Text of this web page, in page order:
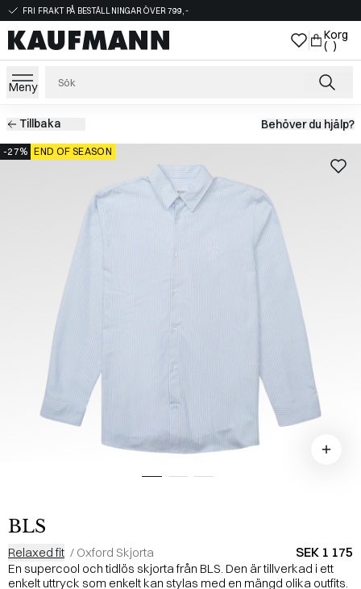
FRI FRAKT PÅ BESTÄLLNINGAR ÖVER 799,-
Korg
( )
Meny
Tillbaka Behöver du hjälp?
-27% END OF SEASON
BLS
Relaxed fit / Oxford Skjorta SEK 1 175
En supercool och tidlös skjorta från BLS. Den är tillverkad i ett
enkelt uttryck som enkelt kan stylas med en mängd olika outfits.